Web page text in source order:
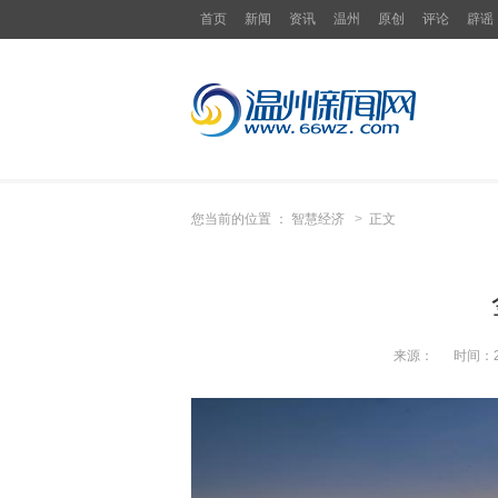
首页 新闻 资讯 温州 原创 评论 辟谣
您当前的位置 ： 智慧经济 > 正文
来源： 时间：